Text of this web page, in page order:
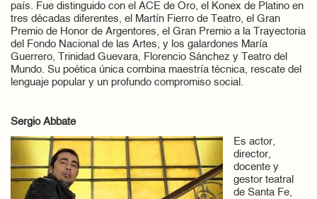
país. Fue distinguido con el ACE de Oro, el Konex de Platino en
tres décadas diferentes, el Martín Fierro de Teatro, el Gran
Premio de Honor de Argentores, el Gran Premio a la Trayectoria
del Fondo Nacional de las Artes, y los galardones María
Guerrero, Trinidad Guevara, Florencio Sánchez y Teatro del
Mundo. Su poética única combina maestría técnica, rescate del
lenguaje popular y un profundo compromiso social.
Sergio Abbate
Es actor,
director,
docente y
gestor teatral
de Santa Fe,